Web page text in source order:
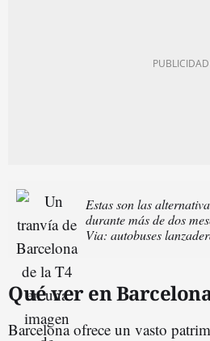
Estas son las
durante más de dos
Via: autobuses
Qué ver en
Barcelona ofrece un vasto